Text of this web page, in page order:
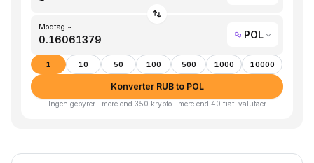
Modtag ~
POL
1 10 50 100 500 1000 10000
Konverter RUB to POL
Ingen gebyrer · mere end 350 krypto · mere end 40 fiat-valutaer